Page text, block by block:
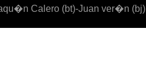
Calero (bt)-Juan ver�n (bj)